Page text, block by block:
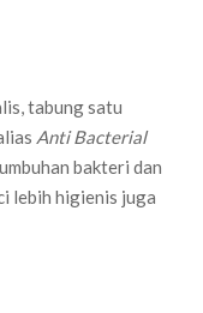
tabung satu
Anti Bacterial
bakteri dan
lebih higienis juga